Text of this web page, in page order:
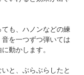
も、ハノンなどの練
を一つずつ弾いては
動かします。
と、ぶらぶらしたと